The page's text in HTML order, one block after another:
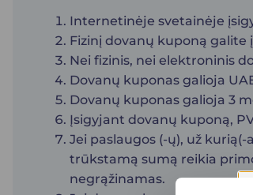
Internetinėje svetainėje
Fizinį dovanų kuponą galite
Nei fizinis, nei elektroninis
Dovanų kuponas galioja
Dovanų kuponas galioja 3
Įsigyjant dovanų kuponą,
Jei paslaugos (-ų), už
trūkstamą sumą reikia
negrąžinamas.